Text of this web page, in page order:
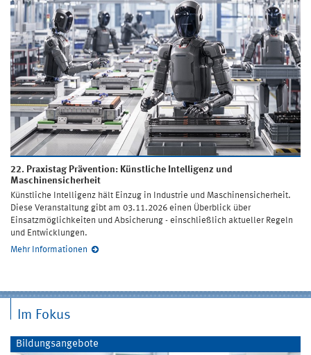
22. Praxistag Prävention: Künstliche Intelligenz und
Maschinensicherheit
Künstliche Intelligenz hält Einzug in Industrie und Maschinensicherheit.
Diese Veranstaltung gibt am 03.11.2026 einen Überblick über
Einsatzmöglichkeiten und Absicherung - einschließlich aktueller Regeln
und Entwicklungen.
Mehr Informationen
Im Fokus
Bildungsangebote